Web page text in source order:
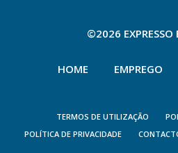
©2026 EXPRESSO
HOME EMPREGO
TERMOS DE UTILIZAÇÃO
POLÍTICA DE PRIVACIDADE